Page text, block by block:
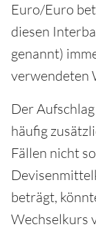
Euro/Euro
diesen
genannt)
verwendeten
Der
häufig
Fällen nicht
beträgt,
Wechselkurs